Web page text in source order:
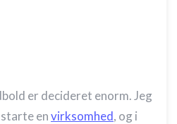
er decideret enorm. Jeg
envirksomhed, og i